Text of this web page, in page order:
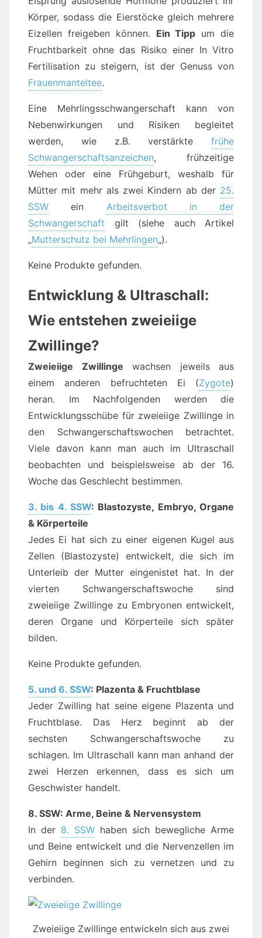
Körper, sodass die Eierstöcke gleich mehrere
Eizellen freigeben können. Ein Tipp um die
Fruchtbarkeit ohne das Risiko einer In Vitro
Fertilisation zu steigern, ist der Genuss von
Frauenmanteltee.
Eine Mehrlingsschwangerschaft kann von
Nebenwirkungen und Risiken begleitet
werden, wie z.B. verstärkte frühe
Schwangerschaftsanzeichen, frühzeitige
Wehen oder eine Frühgeburt, weshalb für
Mütter mit mehr als zwei Kindern ab der 25.
SSW ein Arbeitsverbot in der
Schwangerschaft gilt (siehe auch Artikel
„Mutterschutz bei Mehrlingen„).
Keine Produkte gefunden.
Entwicklung & Ultraschall:
Wie entstehen zweieiige
Zwillinge?
Zweieiige Zwillinge wachsen jeweils aus
einem anderen befruchteten Ei (Zygote)
heran. Im Nachfolgenden werden die
Entwicklungsschübe für zweieiige Zwillinge in
den Schwangerschaftswochen betrachtet.
Viele davon kann man auch im Ultraschall
beobachten und beispielsweise ab der 16.
Woche das Geschlecht bestimmen.
3. bis 4. SSW: Blastozyste, Embryo, Organe
& Körperteile
Jedes Ei hat sich zu einer eigenen Kugel aus
Zellen (Blastozyste) entwickelt, die sich im
Unterleib der Mutter eingenistet hat. In der
vierten Schwangerschaftswoche sind
zweieiige Zwillinge zu Embryonen entwickelt,
deren Organe und Körperteile sich später
bilden.
Keine Produkte gefunden.
5. und 6. SSW: Plazenta & Fruchtblase
Jeder Zwilling hat seine eigene Plazenta und
Fruchtblase. Das Herz beginnt ab der
sechsten Schwangerschaftswoche zu
schlagen. Im Ultraschall kann man anhand der
zwei Herzen erkennen, dass es sich um
Geschwister handelt.
8. SSW: Arme, Beine & Nervensystem
In der 8. SSW haben sich bewegliche Arme
und Beine entwickelt und die Nervenzellen im
Gehirn beginnen sich zu vernetzen und zu
verbinden.
Zweieiige Zwillinge entwickeln sich aus zwei